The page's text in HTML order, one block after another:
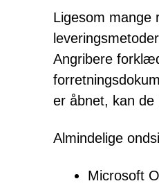
Ligesom mange
Angribere
er åbnet, kan
Almindelige
Microsoft